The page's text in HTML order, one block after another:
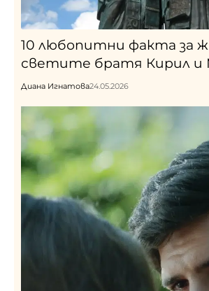
10 любопитни факта за
светите братя Кирил
Диана Игнатова24.05.2026